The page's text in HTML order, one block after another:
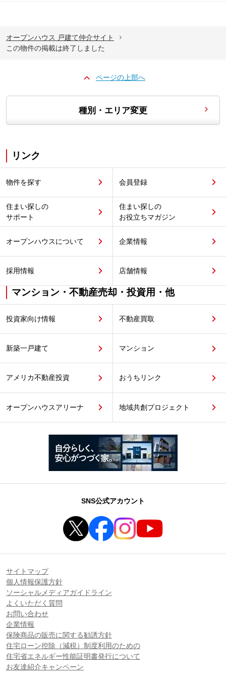
オープンハウス 戸建て仲介サイト
この物件の掲載は終了しました
ページの上部へ
種別・エリア変更
リンク
物件を探す 会員登録
住まい探しの
サポート
住まい探しの
お役立ちマガジン
オープンハウスについて 企業情報
採用情報 店舗情報
マンション・不動産売却・投資用・他
投資家向け情報 不動産買取
新築一戸建て マンション
アメリカ不動産投資 おうちリンク
オープンハウスアリーナ 地域共創プロジェクト
SNS公式アカウント
サイトマップ
個人情報保護方針
ソーシャルメディアガイドライン
よくいただく質問
お問い合わせ
企業情報
保険商品の販売に関する勧誘方針
住宅ローン控除（減税）制度利用のための
住宅省エネルギー性能証明書発行について
お友達紹介キャンペーン